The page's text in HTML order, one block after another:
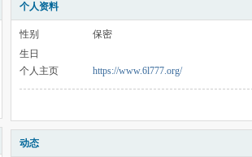
个人资料
性别
保密
生日
个人主页
https://www.6l777.org/
动态